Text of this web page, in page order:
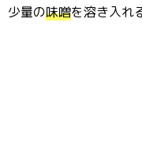
少量の味噌を溶き入れ